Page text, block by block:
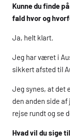
Kunne du finde
fald hvor og
Ja, helt klart.
Jeg har været i
sikkert afsted til
Jeg synes, at det
den anden side
rejse rundt og se
Hvad vil du sige